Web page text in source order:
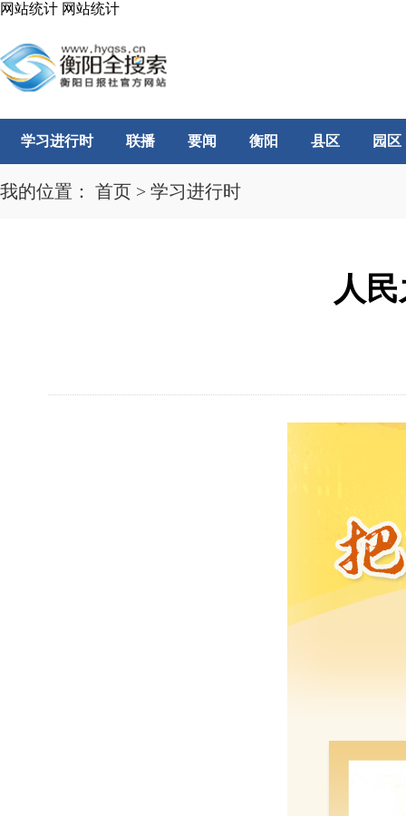
网站统计 网站统计
学习进行时 联播 要闻 衡阳 县区 园区
我的位置： 首页 > 学习进行时
人